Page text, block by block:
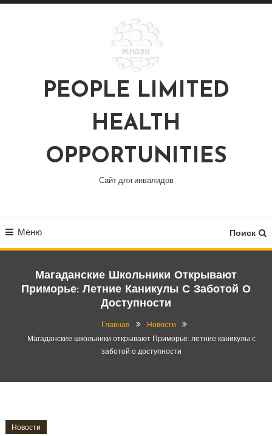
Перейти
PEOPLE LIMITED
HEALTH
OPPORTUNITIES
Сайт для инвалидов
Меню Поиск
Магаданские Школьники Открывают
Приморье: Летние Каникулы С Заботой О
Доступности
Главная
Новости
Магаданские школьники открывают Приморье: летние каникулы с
заботой о доступности
Новости